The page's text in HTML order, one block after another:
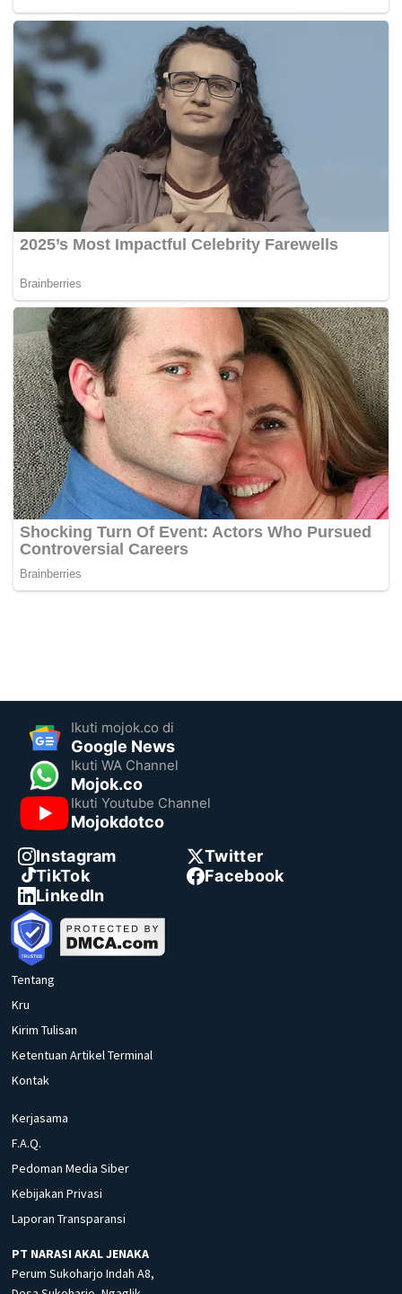
Ikuti mojok.co di
Google News
Ikuti WA Channel
Mojok.co
Ikuti Youtube Channel
Mojokdotco
Instagram
Twitter
TikTok
Facebook
LinkedIn
Tentang
Kru
Kirim Tulisan
Ketentuan Artikel Terminal
Kontak
Kerjasama
F.A.Q.
Pedoman Media Siber
Kebijakan Privasi
Laporan Transparansi
PT NARASI AKAL JENAKA
Perum Sukoharjo Indah A8,